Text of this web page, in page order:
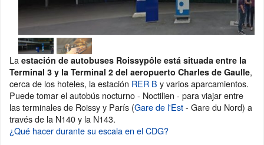
La estación de autobuses Roissypôle está situada entre la
Terminal 3 y la Terminal 2 del aeropuerto Charles de Gaulle,
cerca de los hoteles, la estación RER B y varios aparcamientos.
Puede tomar el autobús nocturno - Noctilien - para viajar entre
las terminales de Roissy y París (Gare de l'Est- Gare du Nord) a
través de la N140 y la N143.
¿Qué hacer durante su escala en el CDG?